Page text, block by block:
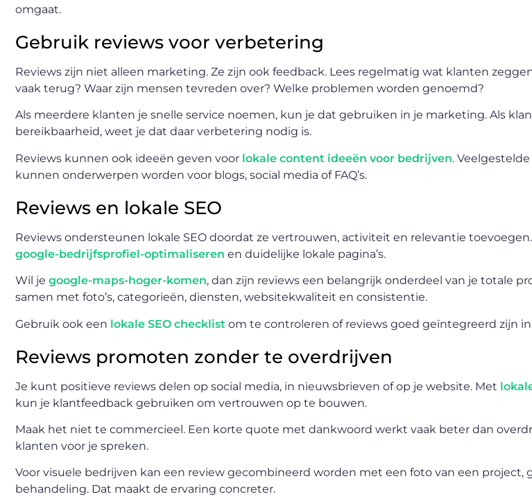
omgaat.
Gebruik reviews voor verbetering
Reviews zijn niet alleen marketing. Ze zijn ook feedback. Lees regelmatig wat klanten
vaak terug? Waar zijn mensen tevreden over? Welke problemen worden genoemd?
Als meerdere klanten je snelle service noemen, kun je dat gebruiken in je marketing. Als
bereikbaarheid, weet je dat daar verbetering nodig is.
Reviews kunnen ook ideeën geven voor lokale content ideeën voor bedrijven.
kunnen onderwerpen worden voor blogs, social media of FAQ’s.
Reviews en lokale SEO
Reviews ondersteunen lokale SEO doordat ze vertrouwen, activiteit en relevantie
google-bedrijfsprofiel-optimaliseren en duidelijke lokale pagina’s.
Wil je google-maps-hoger-komen, dan zijn reviews een belangrijk onderdeel van je totale
samen met foto’s, categorieën, diensten, websitekwaliteit en consistentie.
Gebruik ook een lokale SEO checklist om te controleren of reviews goed geïntegreerd zijn
Reviews promoten zonder te overdrijven
Je kunt positieve reviews delen op social media, in nieuwsbrieven of op je website. Met
kun je klantfeedback gebruiken om vertrouwen op te bouwen.
Maak het niet te commercieel. Een korte quote met dankwoord werkt vaak beter dan
klanten voor je spreken.
Voor visuele bedrijven kan een review gecombineerd worden met een foto van een project,
behandeling. Dat maakt de ervaring concreter.